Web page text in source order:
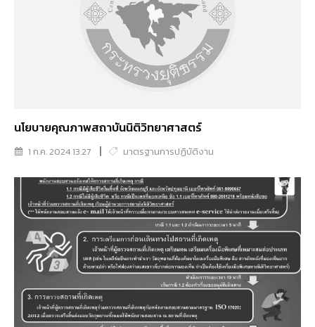
นโยบายคุณภาพสถาบันนิติวิทยาศาสตร์
1 ก.ค. 2024 13:27 มาตรฐานการปฏิบัติงาน